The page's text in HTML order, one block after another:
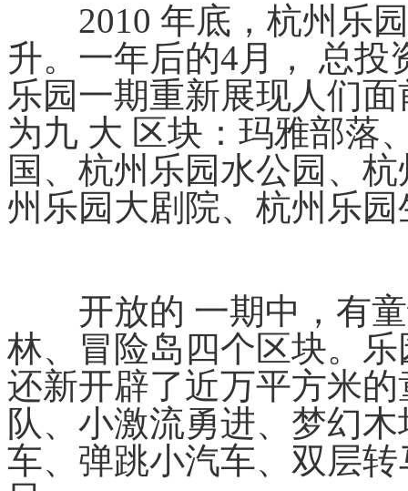
2010 年底，杭州乐园
升。一年后的4月， 总投
乐园一期重新展现人们
为九 大 区块：玛雅部落
国、杭州乐园水公园、
州乐园大剧院、杭州乐
开放的 一期中，有童
林、冒险岛四个区块。
还新开辟了近万平方米
队、小激流勇进、梦幻
车、弹跳小汽车、双层